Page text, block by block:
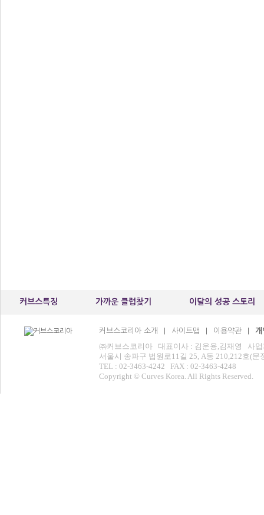
커브스특징 가까운 클럽찾기 이달의 성공 스토리
커브스코리아 소개 사이트맵 이용약관 개
㈜커브스코리아 대표이사 : 김운용,김재영 사업
서울시 송파구 법원로11길 25, A동 210,212호(
TEL : 02-3463-4242 FAX : 02-3463-4248
Copyright © Curves Korea. All Rights Reserved.